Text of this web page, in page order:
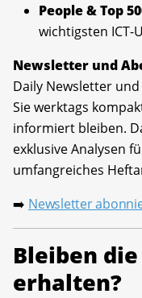
People & Top
wichtigsten ICT-
Newsletter und
Daily Newsletter
Sie werktags
informiert bleiben.
exklusive Analysen
umfangreiches
➡️ Newsletter
Bleiben
erhalten?